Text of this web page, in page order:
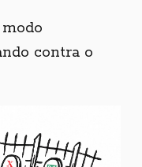
contra o